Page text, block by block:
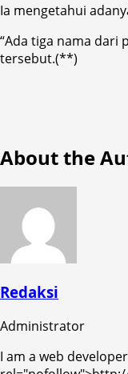
Ia mengetahui
“Ada tiga nama dari
tersebut.(**)
About the
Redaksi
Administrator
I am a web